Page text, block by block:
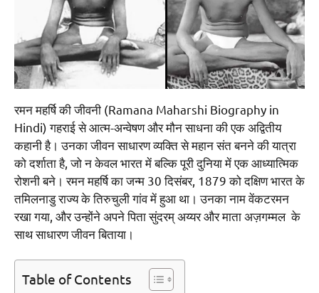
रमन महर्षि की जीवनी (Ramana Maharshi Biography in
Hindi) गहराई से आत्म-अन्वेषण और मौन साधना की एक अद्वितीय
कहानी है। उनका जीवन साधारण व्यक्ति से महान संत बनने की यात्रा
को दर्शाता है, जो न केवल भारत में बल्कि पूरी दुनिया में एक आध्यात्मिक
रोशनी बने। रमन महर्षि का जन्म 30 दिसंबर, 1879 को दक्षिण भारत के
तमिलनाडु राज्य के तिरुचुली गांव में हुआ था। उनका नाम वेंकटरमन
रखा गया, और उन्होंने अपने पिता सुंदरम् अय्यर और माता अज़गम्मल के
साथ साधारण जीवन बिताया।
Table of Contents